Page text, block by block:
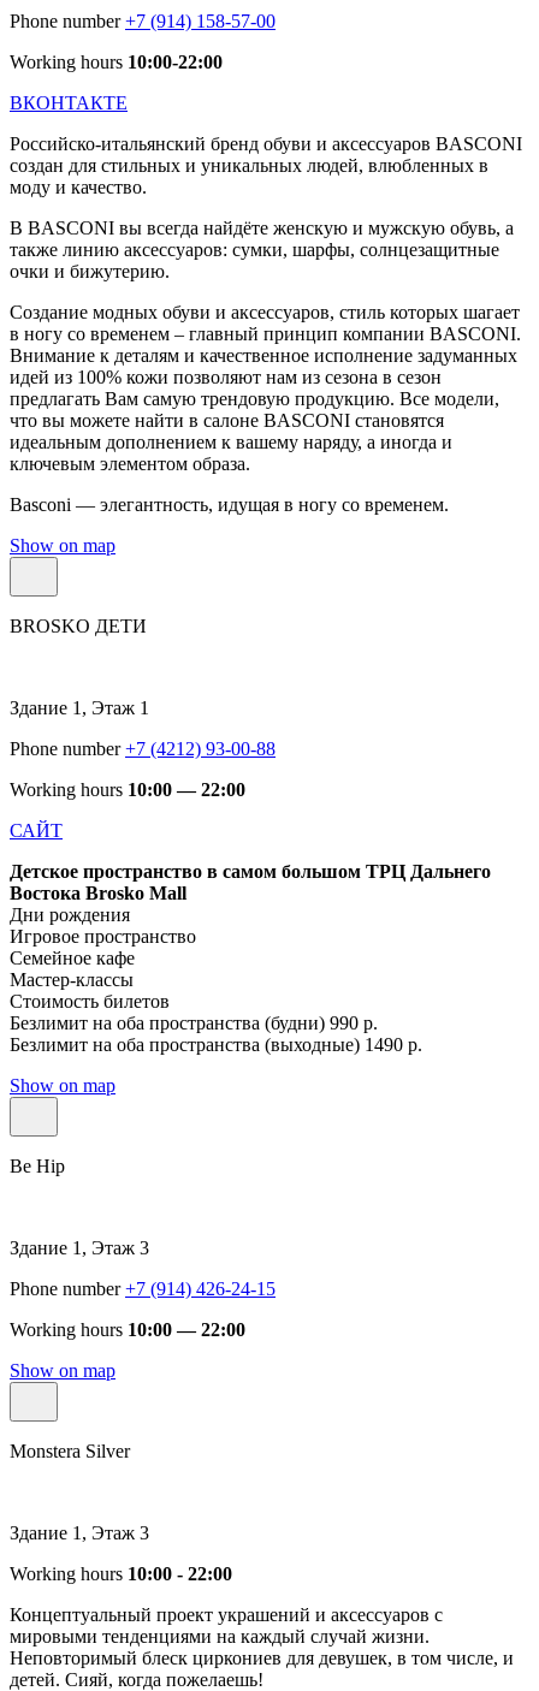
Phone number+7 (914) 158-57-00
Working hours 10:00-22:00
ВКОНТАКТЕ
Российско-итальянский бренд обуви и аксессуаров BASCONI
создан для стильных и уникальных людей, влюбленных в
моду и качество.
В BASCONI вы всегда найдёте женскую и мужскую обувь, а
также линию аксессуаров: сумки, шарфы, солнцезащитные
очки и бижутерию.
Создание модных обуви и аксессуаров, стиль которых шагает
в ногу со временем – главный принцип компании BASCONI.
Внимание к деталям и качественное исполнение задуманных
идей из 100% кожи позволяют нам из сезона в сезон
предлагать Вам самую трендовую продукцию. Все модели,
что вы можете найти в салоне BASCONI становятся
идеальным дополнением к вашему наряду, а иногда и
ключевым элементом образа.
Basconi — элегантность, идущая в ногу со временем.​
Show on map
BROSKO ДЕТИ
Здание 1, Этаж 1
Phone number+7 (4212) 93-00-88
Working hours 10:00 — 22:00
САЙТ
Детское пространство в самом большом ТРЦ Дальнего
Востока Brosko Mall
Дни рождения
Игровое пространство
Семейное кафе
Мастер-классы
Стоимость билетов
Безлимит на оба пространства (будни) 990 р.
Безлимит на оба пространства (выходные) 1490 р.
Show on map
Be Hip
Здание 1, Этаж 3
Phone number+7 (914) 426-24-15
Working hours 10:00 — 22:00
Show on map
Monstera Silver
Здание 1, Этаж 3
Working hours 10:00 - 22:00
Концептуальный проект украшений и аксессуаров с
мировыми тенденциями на каждый случай жизни.
Неповторимый блеск циркониев для девушек, в том числе, и
детей. Сияй, когда пожелаешь!